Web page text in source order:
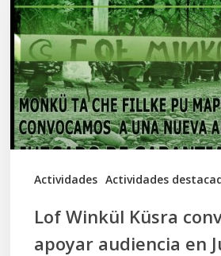
Actividades Actividades
convoca
a
apoyar
audiencia
en
Juzgado
Lof Winkül Küsra
apoyar audiencia en